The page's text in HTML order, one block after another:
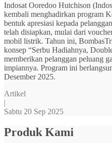
Indosat Ooredoo Hutchison
kembali menghadirkan program
bentuk apresiasi kepada
telah disiapkan, mulai dari
mobil listrik. Tahun ini,
konsep “Serbu Hadiahnya,
memberikan pelanggan peluang
impiannya. Program ini
Desember 2025.
Artikel
|
Sabtu 20 Sep 2025
Produk Kami